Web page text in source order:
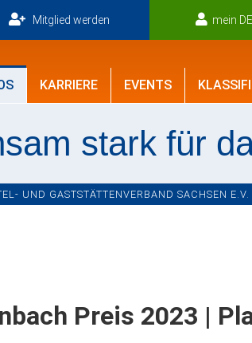
Mitglied werden mein
KARRIERE EVENTS
stark für
UND GASTSTÄTTENVERBAND SACHSEN
Preis 2023 |